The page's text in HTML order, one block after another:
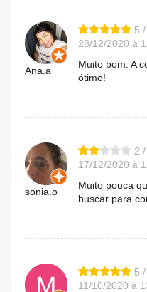
Ana.a
5
28/12/2020 à
Muito bom. A
ótimo!
sonia.o
2
17/12/2020 à
Muito pouca
buscar para
5
11/10/2020 à